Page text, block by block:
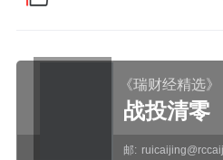
《瑞财经精选》
战投清零
邮: